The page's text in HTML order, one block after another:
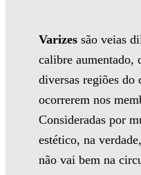
Varizes são veias
calibre aumentado,
diversas regiões do
ocorrerem nos
Consideradas por
estético, na
não vai bem na